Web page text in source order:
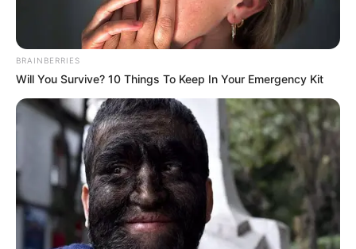
María Fernanda Cabal
trata de "inepta" a la
alcaldesa Claudia López
FRANCIA MÁRQUEZ
“Eso sí es vivir sabroso”: la
pulla de Cabal a Francia
BRAINBERRIES
Will You Survive? 10 Things To Keep In Your Emergency Kit